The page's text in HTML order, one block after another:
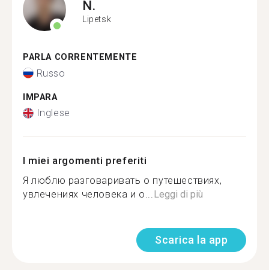
N.
Lipetsk
PARLA CORRENTEMENTE
Russo
IMPARA
Inglese
I miei argomenti preferiti
Я люблю разговаривать о путешествиях,
увлечениях человека и о...Leggi di più
Scarica la app